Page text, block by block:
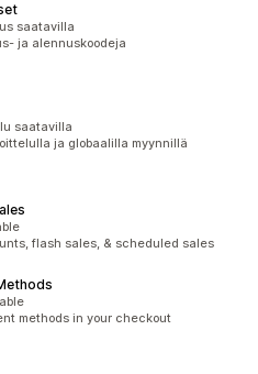
saatavilla
ja alennuskoodeja
saatavilla
ja globaalilla myynnillä
flash sales, & scheduled sales
methods in your checkout